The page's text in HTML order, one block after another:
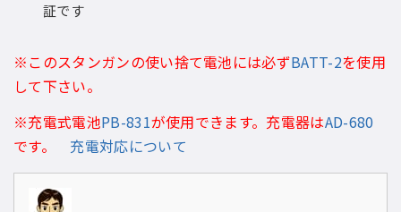
証です
※このスタンガンの使い捨て電池には必ずBATT-2を使用
して下さい。
※充電式電池PB-831が使用できます。充電器はAD-680
です。 充電対応について